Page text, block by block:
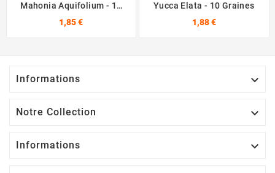
Mahonia Aquifolium - 10
Graines
1,85 €
Yucca Elata - 10 Graines
1,88 €
Informations 
Notre Collection 
Informations 